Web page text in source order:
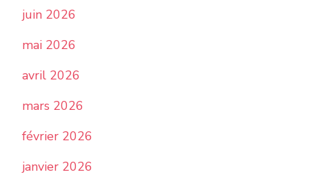
juin 2026
mai 2026
avril 2026
mars 2026
février 2026
janvier 2026